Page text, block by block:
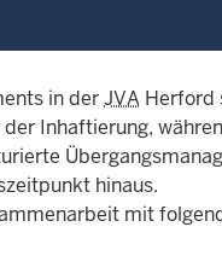
in derJVA Herford
Inhaftierung,
hinaus.
mit